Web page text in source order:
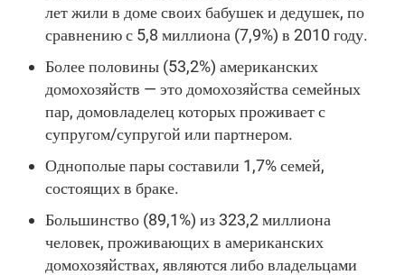
лет жили в доме своих бабушек и дедушек, по
сравнению с 5,8 миллиона (7,9%) в 2010 году.
Более половины (53,2%) американских
домохозяйств — это домохозяйства семейных
пар, домовладелец которых проживает с
супругом/супругой или партнером.
Однополые пары составили 1,7% семей,
состоящих в браке.
Большинство (89,1%) из 323,2 миллиона
человек, проживающих в американских
домохозяйствах, являются либо владельцами